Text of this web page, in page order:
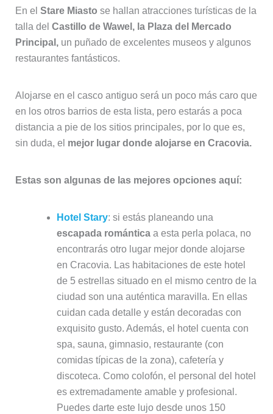
En el Stare Miasto se hallan atracciones turísticas de la
talla del Castillo de Wawel, la Plaza del Mercado
Principal,un puñado de excelentes museos y algunos
restaurantes fantásticos.
Alojarse en el casco antiguo será un poco más caro que
en los otros barrios de esta lista, pero estarás a poca
distancia a pie de los sitios principales, por lo que es,
sin duda, el mejor lugar donde alojarse en Cracovia.
Estas son algunas de las mejores opciones aquí:
Hotel Stary: si estás planeando una
escapada románticaa esta perla polaca, no
encontrarás otro lugar mejor donde alojarse
en Cracovia. Las habitaciones de este hotel
de 5 estrellas situado en el mismo centro de la
ciudad son una auténtica maravilla. En ellas
cuidan cada detalle y están decoradas con
exquisito gusto. Además, el hotel cuenta con
spa, sauna, gimnasio, restaurante (con
comidas típicas de la zona), cafetería y
discoteca. Como colofón, el personal del hotel
es extremadamente amable y profesional.
Puedes darte este lujo desde unos 150